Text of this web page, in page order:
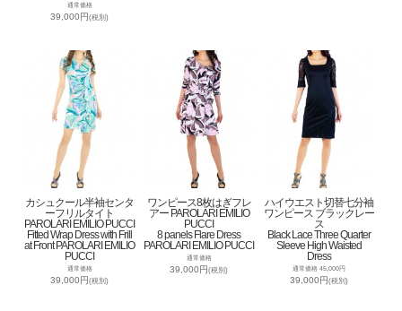
通常価格
39,000円(税別)
カシュクール半袖センタ
ーフリルタイト
PAROLARI EMILIO PUCCI
Fitted Wrap Dress with Frill
at Front PAROLARI EMILIO
PUCCI
通常価格
39,000円(税別)
ワンピース8枚はぎフレ
アー PAROLARI EMILIO
PUCCI
8 panels Flare Dress
PAROLARI EMILIO PUCCI
通常価格
39,000円(税別)
ハイウエスト切替七分袖
ワンピース ブラックレー
ス
Black Lace Three Quarter
Sleeve High Waisted
Dress
通常価格 45,000円
39,000円(税別)